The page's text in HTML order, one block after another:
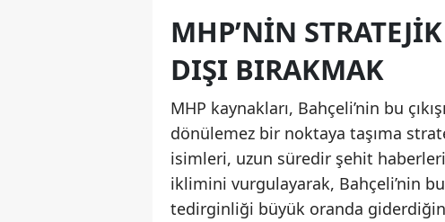
MHP’NIN
DIŞI BIRAKMAK
MHP kaynakları, Bahçeli’nin bu
dönülemez bir noktaya taşıma
isimleri, uzun süredir şehit
iklimini vurgulayarak, Bahçeli’nin
tedirginliği büyük oranda